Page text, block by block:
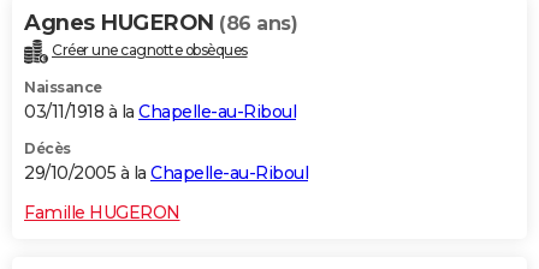
Agnes HUGERON (86 ans)
Créer une cagnotte obsèques
Naissance
03/11/1918 à la Chapelle-au-Riboul
Décès
29/10/2005 à la Chapelle-au-Riboul
Famille HUGERON